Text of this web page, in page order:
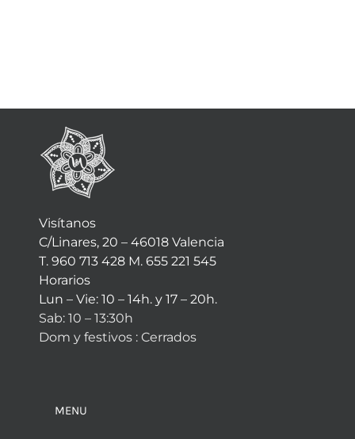
Visítanos
C/Linares, 20 – 46018 Valencia
T. 960 713 428 M. 655 221 545
Horarios
Lun – Vie: 10 – 14h. y 17 – 20h.
Sab: 10 – 13:30h
Dom y festivos : Cerrados
MENU